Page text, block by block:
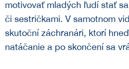
motivovať mladých ľudí stať
či sestričkami. V samotnom
skutoční záchranári, ktorí
natáčanie a po skončení sa